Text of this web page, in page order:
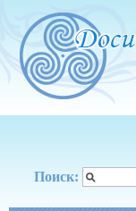
Поиск: